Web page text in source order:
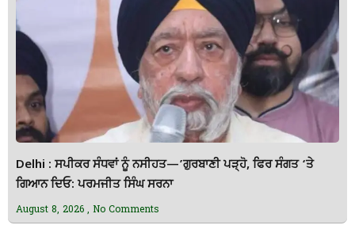
Delhi : ਸਪੀਕਰ ਸੰਧਵਾਂ ਨੂੰ ਨਸੀਹਤ—’ਗੁਰਬਾਣੀ ਪੜ੍ਹੋ, ਫਿਰ ਸੰਗਤ ‘ਤੇ
ਗਿਆਨ ਦਿਓ: ਪਰਮਜੀਤ ਸਿੰਘ ਸਰਨਾ
August 8, 2026 No Comments